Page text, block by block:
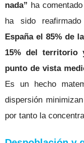
nada” ha
ha sido
España el 85% de
15% del territorio
punto de vista
Es un hecho
dispersión
por tanto la